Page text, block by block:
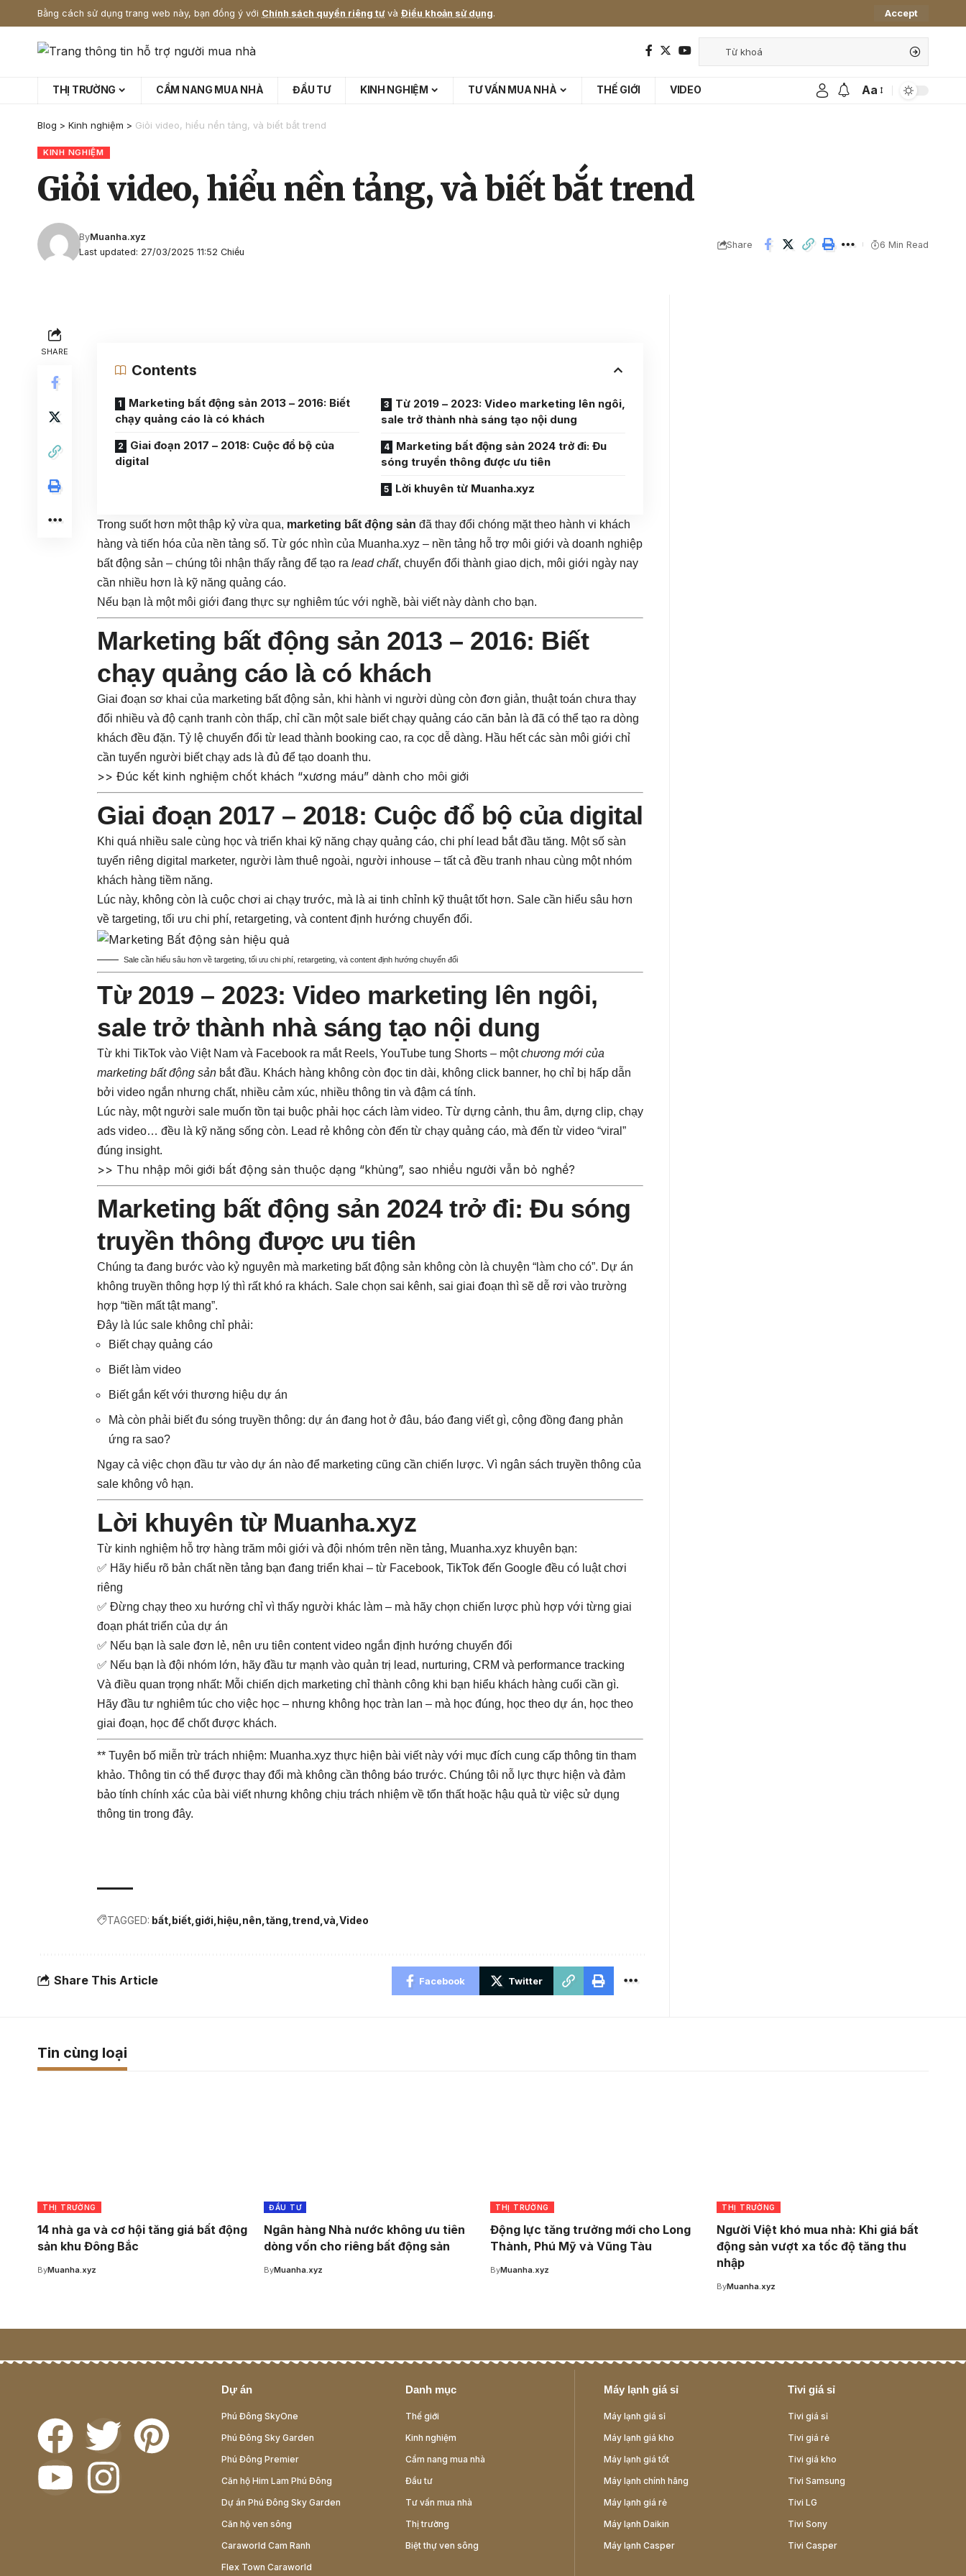
Bằng cách sử dụng trang web này, bạn đồng ý với Chính sách quyền riêng tưvà Điều khoản sử dụng. Accept
THỊ TRƯỜNG CẨM NANG MUA NHÀ ĐẦU TƯ KINH NGHIỆM TƯ VẤN MUA NHÀ THẾ GIỚI VIDEO Aa
Blog > Kinh nghiệm > Giỏi video, hiểu nền tảng, và biết bắt trend
KINH NGHIỆM
Giỏi video, hiểu nền tảng, và biết bắt trend
Last updated: 27/03/2025 11:52 Chiều
ByMuanha.xyz
Share 6 Min Read
SHARE
Contents
Marketing bất động sản 2013 – 2016: Biết
chạy quảng cáo là có khách
Giai đoạn 2017 – 2018: Cuộc đổ bộ của
digital
Từ 2019 – 2023: Video marketing lên ngôi,
sale trở thành nhà sáng tạo nội dung
Marketing bất động sản 2024 trở đi: Đu
sóng truyền thông được ưu tiên
Lời khuyên từ Muanha.xyz
Trong suốt hơn một thập kỷ vừa qua, marketing bất động sản đã thay đổi chóng mặt theo hành vi khách
hàng và tiến hóa của nền tảng số. Từ góc nhìn của Muanha.xyz – nền tảng hỗ trợ môi giới và doanh nghiệp
bất động sản – chúng tôi nhận thấy rằng để tạo ralead chất, chuyển đổi thành giao dịch, môi giới ngày nay
cần nhiều hơn là kỹ năng quảng cáo.
Nếu bạn là một môi giới đang thực sự nghiêm túc với nghề, bài viết này dành cho bạn.
Marketing bất động sản 2013 – 2016: Biết
chạy quảng cáo là có khách
Giai đoạn sơ khai của marketing bất động sản, khi hành vi người dùng còn đơn giản, thuật toán chưa thay
đổi nhiều và độ cạnh tranh còn thấp, chỉ cần một sale biết chạy quảng cáo căn bản là đã có thể tạo ra dòng
khách đều đặn. Tỷ lệ chuyển đổi từ lead thành booking cao, ra cọc dễ dàng. Hầu hết các sàn môi giới chỉ
cần tuyển người biết chạy ads là đủ để tạo doanh thu.
>> Đúc kết kinh nghiệm chốt khách “xương máu” dành cho môi giới
Giai đoạn 2017 – 2018: Cuộc đổ bộ của digital
Khi quá nhiều sale cùng học và triển khai kỹ năng chạy quảng cáo, chi phí lead bắt đầu tăng. Một số sàn
tuyển riêng digital marketer, người làm thuê ngoài, người inhouse – tất cả đều tranh nhau cùng một nhóm
khách hàng tiềm năng.
Lúc này, không còn là cuộc chơi ai chạy trước, mà là ai tinh chỉnh kỹ thuật tốt hơn. Sale cần hiểu sâu hơn
về targeting, tối ưu chi phí, retargeting, và content định hướng chuyển đổi.
Sale cần hiểu sâu hơn về targeting, tối ưu chi phí, retargeting, và content định hướng chuyển đổi
Từ 2019 – 2023: Video marketing lên ngôi,
sale trở thành nhà sáng tạo nội dung
Từ khi TikTok vào Việt Nam và Facebook ra mắt Reels, YouTube tung Shorts – mộtchương mới của
marketing bất động sản bắt đầu. Khách hàng không còn đọc tin dài, không click banner, họ chỉ bị hấp dẫn
bởi video ngắn nhưng chất, nhiều cảm xúc, nhiều thông tin và đậm cá tính.
Lúc này, một người sale muốn tồn tại buộc phải học cách làm video. Từ dựng cảnh, thu âm, dựng clip, chạy
ads video… đều là kỹ năng sống còn. Lead rẻ không còn đến từ chạy quảng cáo, mà đến từ video “viral”
đúng insight.
>> Thu nhập môi giới bất động sản thuộc dạng “khủng”, sao nhiều người vẫn bỏ nghề?
Marketing bất động sản 2024 trở đi: Đu sóng
truyền thông được ưu tiên
Chúng ta đang bước vào kỷ nguyên mà marketing bất động sản không còn là chuyện “làm cho có”. Dự án
không truyền thông hợp lý thì rất khó ra khách. Sale chọn sai kênh, sai giai đoạn thì sẽ dễ rơi vào trường
hợp “tiền mất tật mang”.
Đây là lúc sale không chỉ phải:
Biết chạy quảng cáo
Biết làm video
Biết gắn kết với thương hiệu dự án
Mà còn phải biết đu sóng truyền thông: dự án đang hot ở đâu, báo đang viết gì, cộng đồng đang phản
ứng ra sao?
Ngay cả việc chọn đầu tư vào dự án nào để marketing cũng cần chiến lược. Vì ngân sách truyền thông của
sale không vô hạn.
Lời khuyên từ Muanha.xyz
Từ kinh nghiệm hỗ trợ hàng trăm môi giới và đội nhóm trên nền tảng, Muanha.xyz khuyên bạn:
✅ Hãy hiểu rõ bản chất nền tảng bạn đang triển khai – từ Facebook, TikTok đến Google đều có luật chơi
riêng
✅ Đừng chạy theo xu hướng chỉ vì thấy người khác làm – mà hãy chọn chiến lược phù hợp với từng giai
đoạn phát triển của dự án
✅ Nếu bạn là sale đơn lẻ, nên ưu tiên content video ngắn định hướng chuyển đổi
✅ Nếu bạn là đội nhóm lớn, hãy đầu tư mạnh vào quản trị lead, nurturing, CRM và performance tracking
Và điều quan trọng nhất: Mỗi chiến dịch marketing chỉ thành công khi bạn hiểu khách hàng cuối cần gì.
Hãy đầu tư nghiêm túc cho việc học – nhưng không học tràn lan – mà học đúng, học theo dự án, học theo
giai đoạn, học để chốt được khách.
** Tuyên bố miễn trừ trách nhiệm: Muanha.xyz thực hiện bài viết này với mục đích cung cấp thông tin tham
khảo. Thông tin có thể được thay đổi mà không cần thông báo trước. Chúng tôi nỗ lực thực hiện và đảm
bảo tính chính xác của bài viết nhưng không chịu trách nhiệm về tổn thất hoặc hậu quả từ việc sử dụng
thông tin trong đây.
TAGGED: bất biết giới hiệu nên tăng trend và Video
Share This Article Facebook Twitter
Tin cùng loại
THỊ TRƯỜNG
14 nhà ga và cơ hội tăng giá bất động
sản khu Đông Bắc
ByMuanha.xyz
ĐẦU TƯ
Ngân hàng Nhà nước không ưu tiên
dòng vốn cho riêng bất động sản
ByMuanha.xyz
THỊ TRƯỜNG
Động lực tăng trưởng mới cho Long
Thành, Phú Mỹ và Vũng Tàu
ByMuanha.xyz
THỊ TRƯỜNG
Người Việt khó mua nhà: Khi giá bất
động sản vượt xa tốc độ tăng thu
nhập
ByMuanha.xyz
Dự án
Phú Đông SkyOne
Phú Đông Sky Garden
Phú Đông Premier
Căn hộ Him Lam Phú Đông
Dự án Phú Đông Sky Garden
Căn hộ ven sông
Caraworld Cam Ranh
Flex Town Caraworld
Danh mục
Thế giới
Kinh nghiệm
Cẩm nang mua nhà
Đầu tư
Tư vấn mua nhà
Thị trường
Biệt thự ven sông
Máy lạnh giá sỉ
Máy lạnh giá sỉ
Máy lạnh giá kho
Máy lạnh giá tốt
Máy lạnh chính hãng
Máy lạnh giá rẻ
Máy lạnh Daikin
Máy lạnh Casper
Tivi giá sỉ
Tivi giá sỉ
Tivi giá rẻ
Tivi giá kho
Tivi Samsung
Tivi LG
Tivi Sony
Tivi Casper